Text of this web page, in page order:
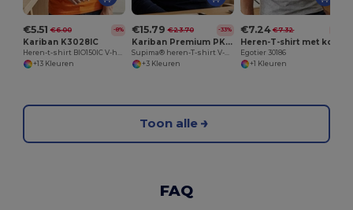
€5.51 €6.00 -8%
Kariban K3028IC
+13 Kleuren
€15.79 €23.70 -33%
Kariban Premium PK306
+3 Kleuren
€7.24 €7.32
Egotier 30186
+1 Kleuren
Toon alle
FAQ